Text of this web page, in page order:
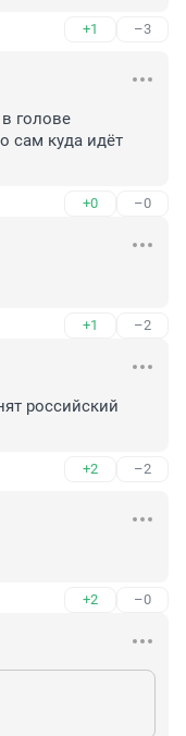
+1 –3
голове
сам куда идёт
+0 –0
+1 –2
российский
+2 –2
+2 –0